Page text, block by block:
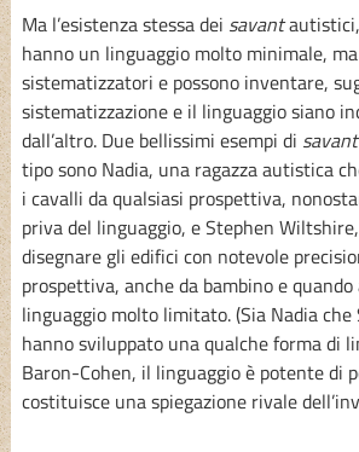
Ma l’esistenza stessa dei savant
hanno un linguaggio molto minimale,
sistematizzatori e possono inventare,
sistematizzazione e il linguaggio siano
dall’altro. Due bellissimi esempi di savant
tipo sono Nadia, una ragazza autistica
i cavalli da qualsiasi prospettiva,
priva del linguaggio, e Stephen
disegnare gli edifici con notevole
prospettiva, anche da bambino e
linguaggio molto limitato. (Sia Nadia
hanno sviluppato una qualche forma di
Baron-Cohen, il linguaggio è potente di
costituisce una spiegazione rivale